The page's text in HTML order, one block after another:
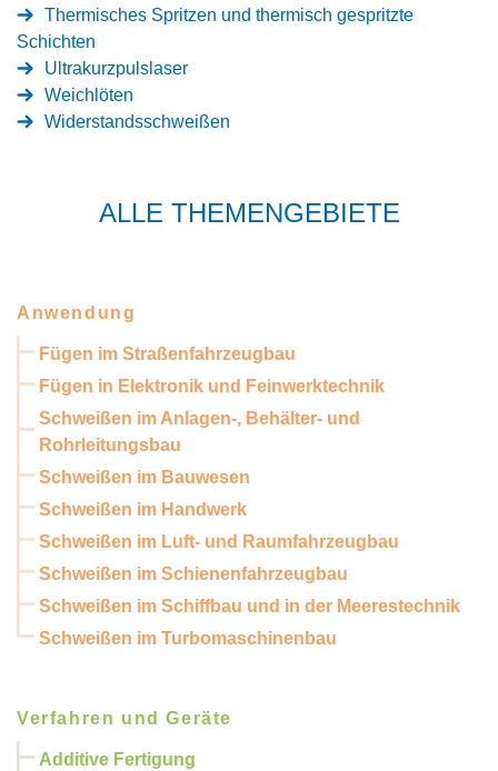
Thermisches Spritzen und thermisch gespritzte
Schichten
Ultrakurzpulslaser
Weichlöten
Widerstandsschweißen
ALLE THEMENGEBIETE
Anwendung
Fügen im Straßenfahrzeugbau
Fügen in Elektronik und Feinwerktechnik
Schweißen im Anlagen-, Behälter- und
Rohrleitungsbau
Schweißen im Bauwesen
Schweißen im Handwerk
Schweißen im Luft- und Raumfahrzeugbau
Schweißen im Schienenfahrzeugbau
Schweißen im Schiffbau und in der Meerestechnik
Schweißen im Turbomaschinenbau
Verfahren und Geräte
Additive Fertigung